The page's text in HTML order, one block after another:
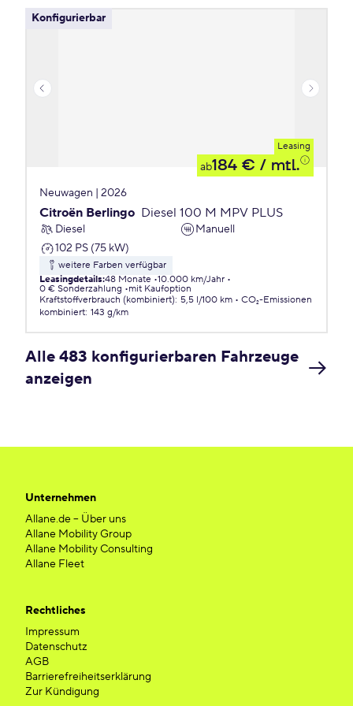
Konfigurierbar
Leasing
ab184 € / mtl.
Neuwagen | 2026
Citroën Berlingo Diesel 100 M MPV PLUS
Diesel
Manuell
102 PS (75 kW)
weitere Farben verfügbar
Leasingdetails:48 Monate 10.000 km/Jahr
0 € Sonderzahlung
mit Kaufoption
Kraftstoffverbrauch (kombiniert): 5,5 l/100 km
CO₂-Emissionen
kombiniert: 143 g/km
Alle 483 konfigurierbaren Fahrzeuge
anzeigen
Unternehmen
Allane.de – Über uns
Allane Mobility Group
Allane Mobility Consulting
Allane Fleet
Rechtliches
Impressum
Datenschutz
AGB
Barrierefreiheitserklärung
Zur Kündigung